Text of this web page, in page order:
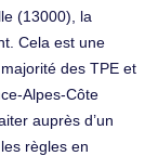
(13000), la
Cela est une
des TPE et
Alpes-Côte
auprès d’un
règles en